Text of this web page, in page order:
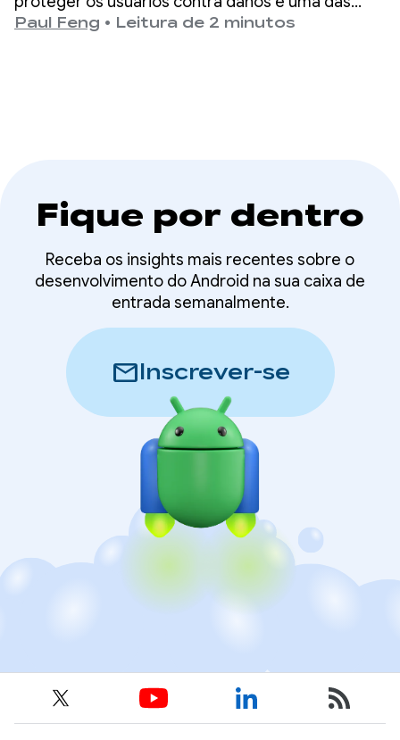
principais prioridades do Google Play.
Paul Feng • Leitura de 2 minutos
Fique por dentro
Receba os insights mais recentes sobre o
desenvolvimento do Android na sua caixa de
entrada semanalmente.
mailInscrever-se